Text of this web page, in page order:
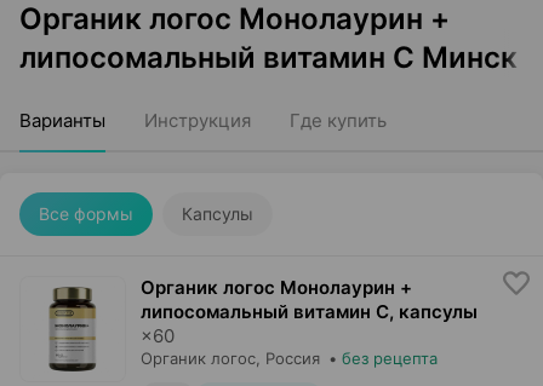
Органик логос Монолаурин +
липосомальный витамин C Минск
Варианты Инструкция Где купить
Все формы Капсулы
Органик логос Монолаурин +
липосомальный витамин C, капсулы
×60
Органик логос , Россия • без рецепта